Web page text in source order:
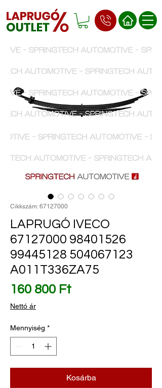
Cikkszám: 67127000
LAPRUGÓ IVECO
67127000 98401526
99445128 504067123
A011T336ZA75
160 800 FtÁr
Nettó ár
Mennyiség *
Kosárba